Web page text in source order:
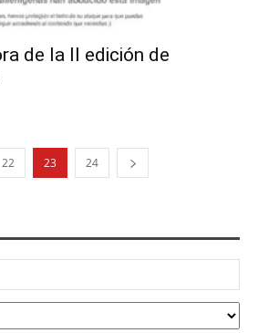
de la II edición de
22 23 24